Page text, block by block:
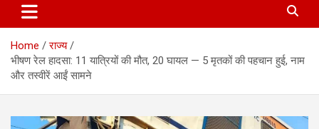
Home
राज्य
भीषण रेल हादसा: 11 यात्रियों की मौत, 20 घायल — 5 मृतकों की पहचान हुई, नाम
और तस्वीरें आईं सामने